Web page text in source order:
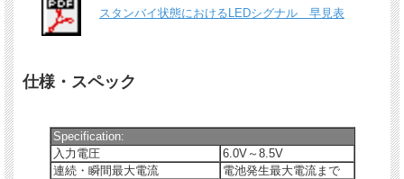
スタンバイ状態におけるLEDシグナル 早見表
仕様・スペック
Specification:
入力電圧
6.0V～8.5V
連続・瞬間最大電流
電池発生最大電流まで